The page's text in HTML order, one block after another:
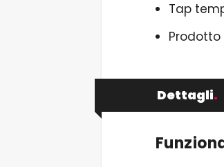
Tap
Prodotto
Dettagli.